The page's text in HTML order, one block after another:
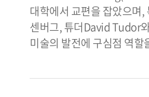
대학에서 교편을 잡았으며
센버그, 튜더David Tudor
미술의 발전에 구심점 역할